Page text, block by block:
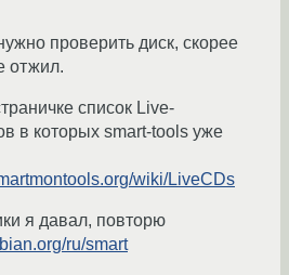
проверить диск, скорее
отжил.
список Live-
в которых smart-tools уже
wiki/LiveCDs
я давал, повторю
ru/smart